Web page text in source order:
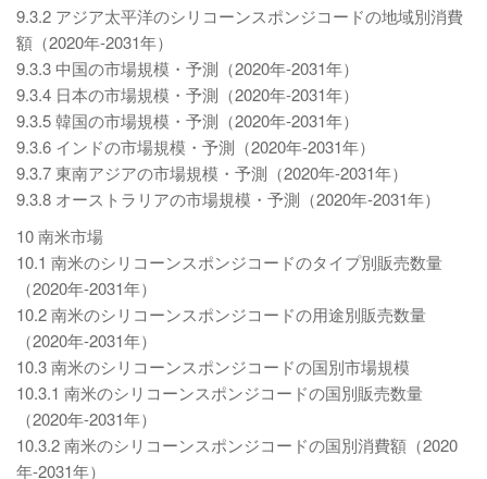
9.3.2 アジア太平洋のシリコーンスポンジコードの地域別消費
額（2020年-2031年）
9.3.3 中国の市場規模・予測（2020年-2031年）
9.3.4 日本の市場規模・予測（2020年-2031年）
9.3.5 韓国の市場規模・予測（2020年-2031年）
9.3.6 インドの市場規模・予測（2020年-2031年）
9.3.7 東南アジアの市場規模・予測（2020年-2031年）
9.3.8 オーストラリアの市場規模・予測（2020年-2031年）
10 南米市場
10.1 南米のシリコーンスポンジコードのタイプ別販売数量
（2020年-2031年）
10.2 南米のシリコーンスポンジコードの用途別販売数量
（2020年-2031年）
10.3 南米のシリコーンスポンジコードの国別市場規模
10.3.1 南米のシリコーンスポンジコードの国別販売数量
（2020年-2031年）
10.3.2 南米のシリコーンスポンジコードの国別消費額（2020
年-2031年）